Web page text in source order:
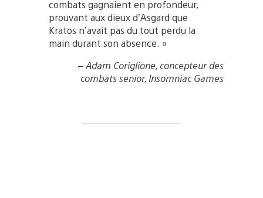
combats gagnaient en profondeur,
prouvant aux dieux d’Asgard que
Kratos n’avait pas du tout perdu la
main durant son absence. »
– Adam Coriglione, concepteur des
combats senior, Insomniac Games